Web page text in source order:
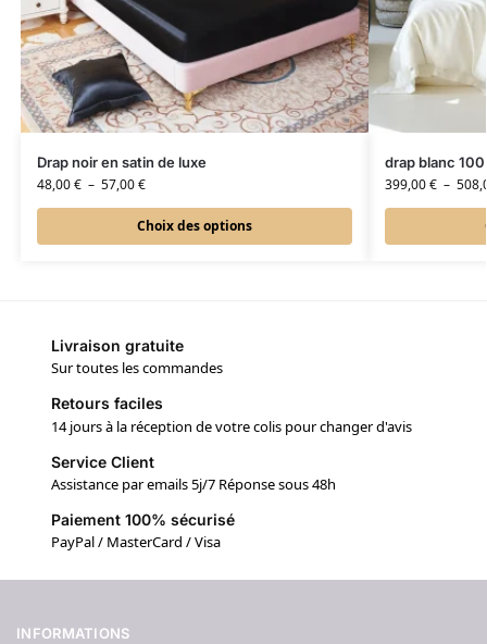
Drap noir en satin de luxe
48,00€ – 57,00€
Choix des options
drap blanc
399,00€ –
Livraison gratuite
Sur toutes les commandes
Retours faciles
14 jours à la réception de votre colis pour changer d'avis
Service Client
Assistance par emails 5j/7 Réponse sous 48h
Paiement 100% sécurisé
PayPal / MasterCard / Visa
INFORMATIONS